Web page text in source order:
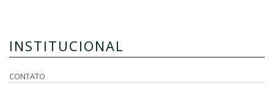
INSTITUCIONAL
CONTATO